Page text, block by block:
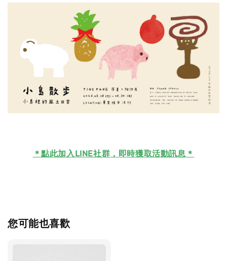
＊點此加入LINE社群，即時獲取活動訊息＊
您可能也喜歡